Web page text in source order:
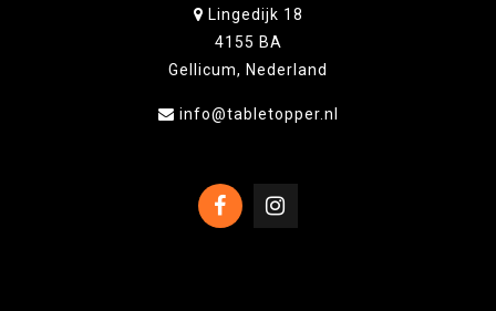
Lingedijk 18
4155 BA
Gellicum, Nederland
info@tabletopper.nl